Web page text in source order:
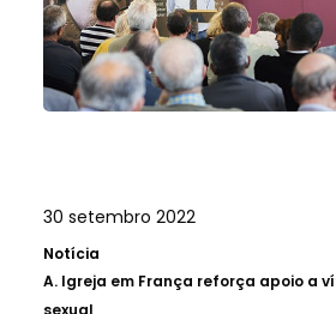
30 setembro 2022
Notícia
A. Igreja em França reforça apoio a
sexual